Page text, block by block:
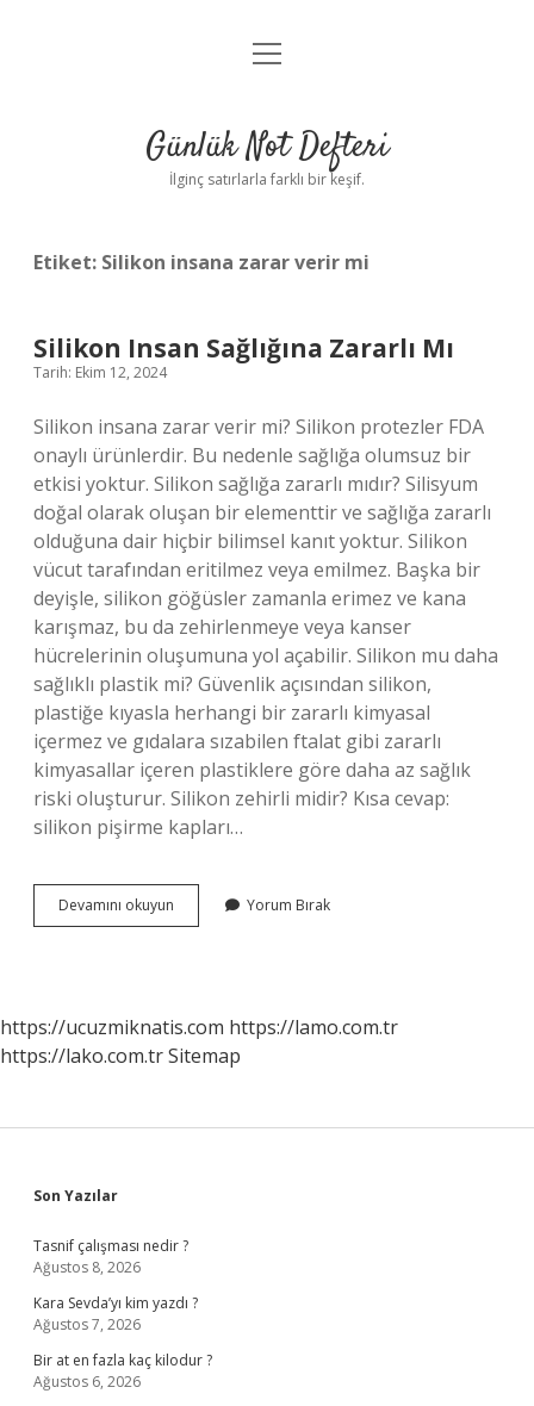
Anasayfa
Yasal Uyarı
menüyü
Günlük Not Defteri
İlginç satırlarla farklı bir keşif.
Etiket: Silikon insana zarar verir mi
Silikon Insan Sağlığına Zararlı Mı
Tarih: Ekim 12, 2024
Silikon insana zarar verir mi? Silikon protezler FDA
onaylı ürünlerdir. Bu nedenle sağlığa olumsuz bir
etkisi yoktur. Silikon sağlığa zararlı mıdır? Silisyum
doğal olarak oluşan bir elementtir ve sağlığa zararlı
olduğuna dair hiçbir bilimsel kanıt yoktur. Silikon
vücut tarafından eritilmez veya emilmez. Başka bir
deyişle, silikon göğüsler zamanla erimez ve kana
karışmaz, bu da zehirlenmeye veya kanser
hücrelerinin oluşumuna yol açabilir. Silikon mu daha
sağlıklı plastik mi? Güvenlik açısından silikon,
plastiğe kıyasla herhangi bir zararlı kimyasal
içermez ve gıdalara sızabilen ftalat gibi zararlı
kimyasallar içeren plastiklere göre daha az sağlık
riski oluşturur. Silikon zehirli midir? Kısa cevap:
silikon pişirme kapları…
Devamını okuyun
Insan
Yorum Bırak
https://ucuzmiknatis.com https://lamo.com.tr
https://lako.com.trSitemap
Sidebar
Son Yazılar
Tasnif çalışması nedir ?
Ağustos 8, 2026
Kara Sevda’yı kim yazdı ?
Ağustos 7, 2026
Bir at en fazla kaç kilodur ?
Ağustos 6, 2026